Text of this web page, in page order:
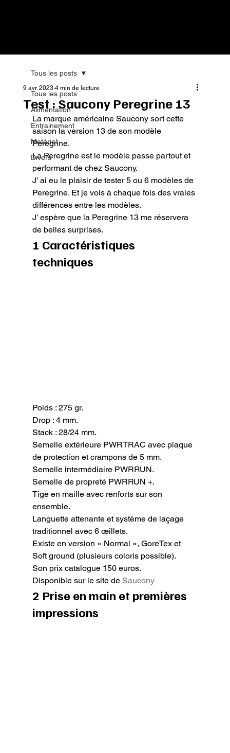
Tous les posts
Alimentation
Entrainement
Matériel
Divers
Tous les posts
Test : Saucony Peregrine 13
9 avr. 2023 4 min de lecture
La marque américaine Saucony sort cette
saison la version 13 de son modèle
Peregrine.
La Peregrine est le modèle passe partout et
performant de chez Saucony.
J’ ai eu le plaisir de tester 5 ou 6 modèles de
Peregrine. Et je vois à chaque fois des vraies
différences entre les modèles.
J’ espère que la Peregrine 13 me réservera
de belles surprises.
1 Caractéristiques
techniques
Poids : 275 gr.
Drop : 4 mm.
Stack : 28/24 mm.
Semelle extérieure PWRTRAC avec plaque
de protection et crampons de 5 mm.
Semelle intermédiaire PWRRUN.
Semelle de propreté PWRRUN +.
Tige en maille avec renforts sur son
ensemble.
Languette attenante et système de laçage
traditionnel avec 6 œillets.
Existe en version « Normal », GoreTex et
Soft ground (plusieurs coloris possible).
Son prix catalogue 150 euros.
Disponible sur le site de Saucony
2 Prise en main et premières
impressions